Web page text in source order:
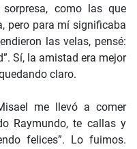
como las que
pero para mí significaba
las velas, pensé:
Sí, la amistad era mejor
claro.
me llevó a comer
Raymundo, te callas y
felices”. Lo fuimos.